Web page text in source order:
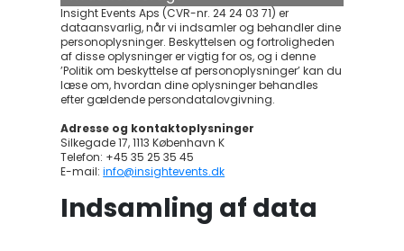
Insight Events Aps (CVR-nr. 24 24 03 71) er
dataansvarlig, når vi indsamler og behandler dine
personoplysninger. Beskyttelsen og fortroligheden
af disse oplysninger er vigtig for os, og i denne
’Politik om beskyttelse af personoplysninger’ kan du
læse om, hvordan dine oplysninger behandles
efter gældende persondatalovgivning.
Adresse og kontaktoplysninger
Silkegade 17, 1113 København K
Telefon: +45 35 25 35 45
E-mail:info@insightevents.dk
Indsamling af data